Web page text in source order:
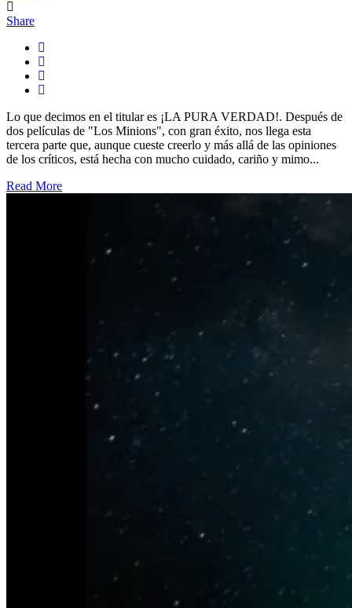
Share
Lo que decimos en el titular es ¡LA PURA VERDAD!. Después de
dos películas de "Los Minions", con gran éxito, nos llega esta
tercera parte que, aunque cueste creerlo y más allá de las opiniones
de los críticos, está hecha con mucho cuidado, cariño y mimo...
Read More